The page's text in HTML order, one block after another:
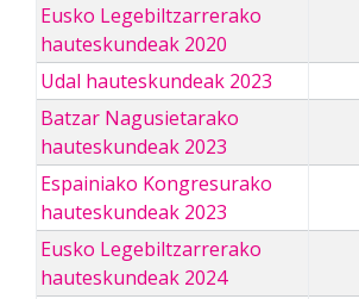
Eusko Legebiltzarrerako
hauteskundeak 2020
Udal hauteskundeak 2023
Batzar Nagusietarako
hauteskundeak 2023
Espainiako Kongresurako
hauteskundeak 2023
Eusko Legebiltzarrerako
hauteskundeak 2024